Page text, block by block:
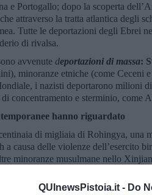
QUInewsPistoia.it - Do
e Portogallo; dopo la scoperta
attraverso la tratta atlantica degli
Tutte le deportazioni degli Ebrei
di rivalsa.
avvenute deportazioni di massa:
minoranze etniche (come Ceceni
i nazisti deportarono milioni
concentramento e sterminio, come
hanno riguardato
entinaia di migliaia di Rohingya, una
a causa delle violenze dell’esercito
minoranze musulmane nello
a fuggire a causa della guerra
sconfitta araba da parte di Israele